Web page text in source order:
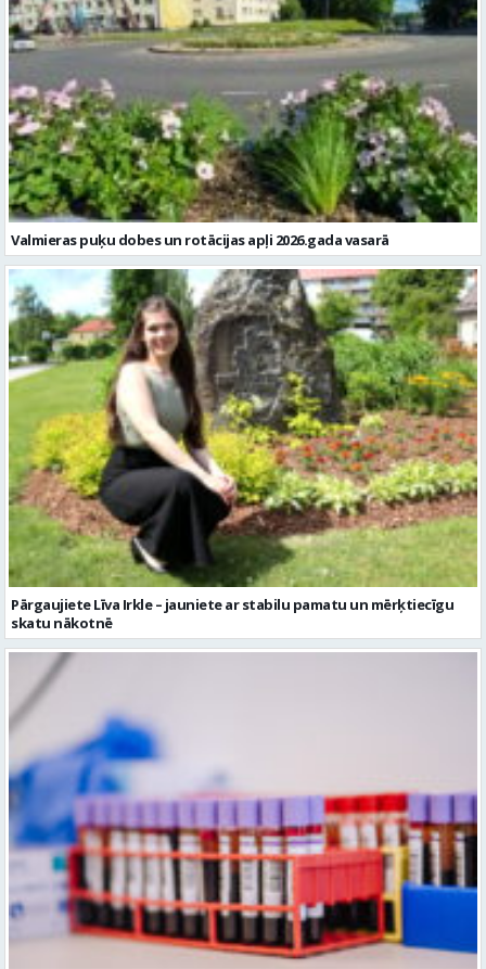
Valmieras puķu dobes un rotācijas apļi 2026.gada vasarā
Pārgaujiete Līva Irkle – jauniete ar stabilu pamatu un mērķtiecīgu
skatu nākotnē